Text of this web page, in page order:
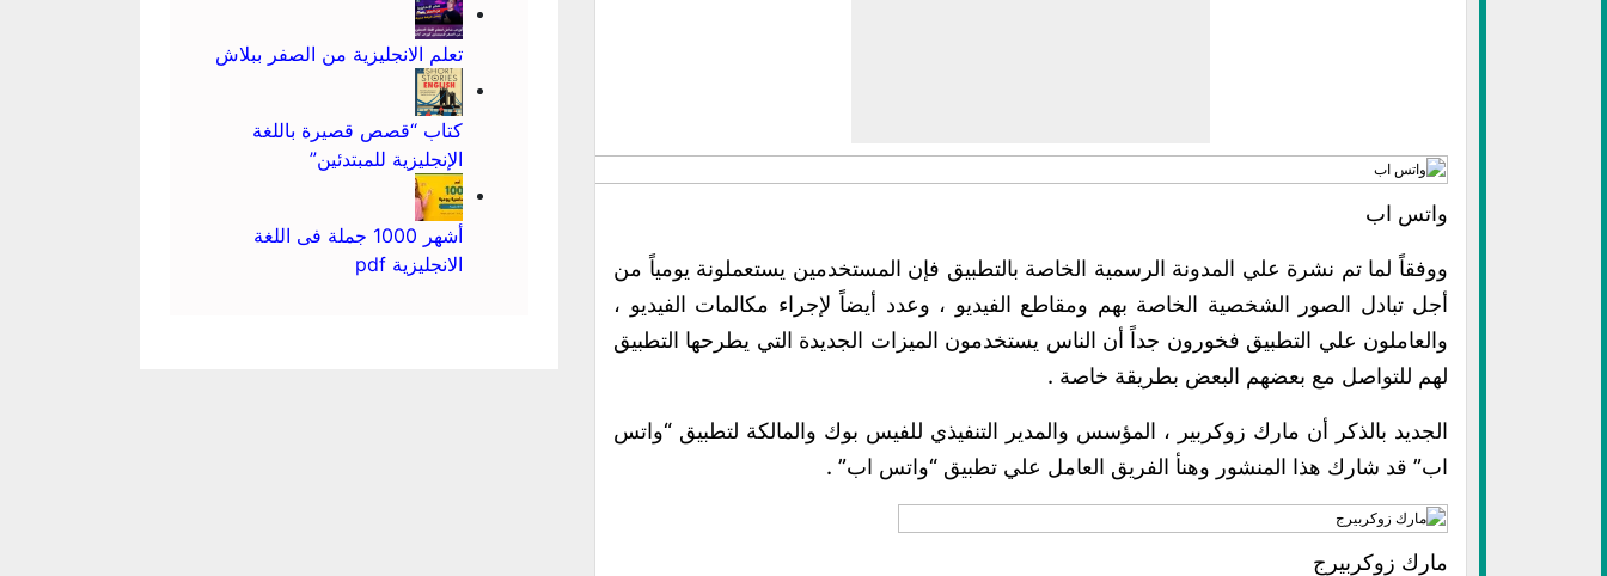
واتس اب
ووفقاً لما تم نشرة علي المدونة الرسمية الخاصة بالتطبيق فإن المستخدمين يستعملونة يومياً من
أجل تبادل الصور الشخصية الخاصة بهم ومقاطع الفيديو ، وعدد أيضاً لإجراء مكالمات الفيديو ،
والعاملون علي التطبيق فخورون جداً أن الناس يستخدمون الميزات الجديدة التي يطرحها التطبيق
لهم للتواصل مع بعضهم البعض بطريقة خاصة .
الجديد بالذكر أن مارك زوكربير ، المؤسس والمدير التنفيذي للفيس بوك والمالكة لتطبيق “واتس
اب” قد شارك هذا المنشور وهنأ الفريق العامل علي تطبيق “واتس اب” .
مارك زوكربيرج
تعلم الانجليزية من الصفر ببلاش
كتاب “قصص قصيرة باللغة
الإنجليزية للمبتدئين”
أشهر 1000 جملة فى اللغة
الانجليزية pdf